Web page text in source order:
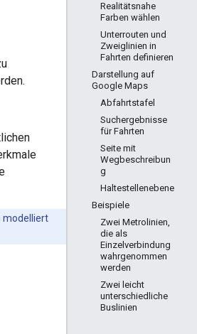
Realitätsnahe
Farben wählen
Unterrouten und
Zweiglinien in
Fahrten definieren
Darstellung auf
Google Maps
Abfahrtstafel
Suchergebnisse
für Fahrten
Seite mit
Wegbeschreibun
g
Haltestellenebene
Beispiele
Zwei Metrolinien,
die als
Einzelverbindung
wahrgenommen
werden
Zwei leicht
unterschiedliche
Buslinien
modelliert